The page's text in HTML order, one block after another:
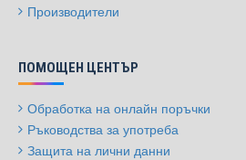
Производители
ПОМОЩЕН ЦЕНТЪР
Обработка на онлайн поръчки
Ръководства за употреба
Защита на лични данни